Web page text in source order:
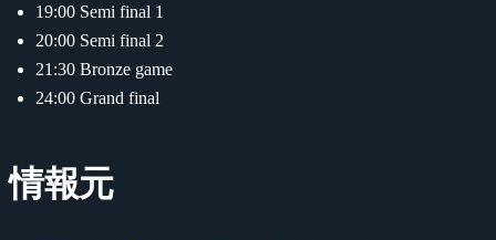
19:00 Semi final 1
20:00 Semi final 2
21:30 Bronze game
24:00 Grand final
情報元